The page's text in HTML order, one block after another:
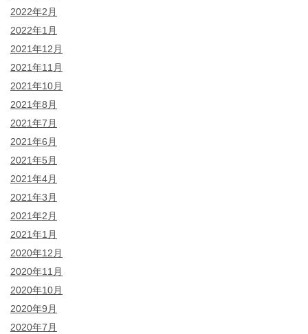
2022年2月
2022年1月
2021年12月
2021年11月
2021年10月
2021年8月
2021年7月
2021年6月
2021年5月
2021年4月
2021年3月
2021年2月
2021年1月
2020年12月
2020年11月
2020年10月
2020年9月
2020年7月